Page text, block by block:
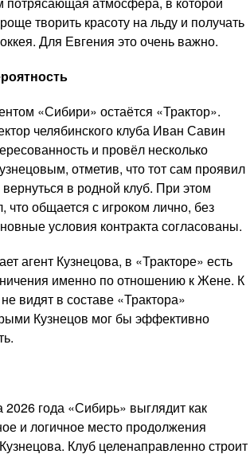
творить красоту на льду и получать
Для Евгения это очень важно.
«Сибири» остаётся «Трактор».
челябинского клуба Иван Савин
и провёл несколько
отметив, что тот сам проявил
в родной клуб. При этом
что общается с игроком лично, без
условия контракта согласованы.
агент Кузнецова, в «Тракторе» есть
именно по отношению к Жене. К
видят в составе «Трактора»
Кузнецов мог бы эффективно
2026 года «Сибирь» выглядит как
и логичное место продолжения
Клуб целенаправленно строит